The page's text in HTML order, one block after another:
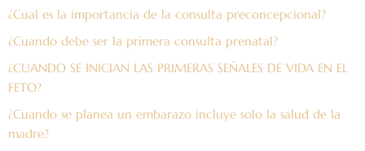
¿Cual es la importancia de la consulta preconcepcional?
¿Cuando debe ser la primera consulta prenatal?
¿CUANDO SE INICIAN LAS PRIMERAS SEÑALES DE VIDA EN EL
FETO?
¿Cuando se planea un embarazo incluye solo la salud de la
madre?